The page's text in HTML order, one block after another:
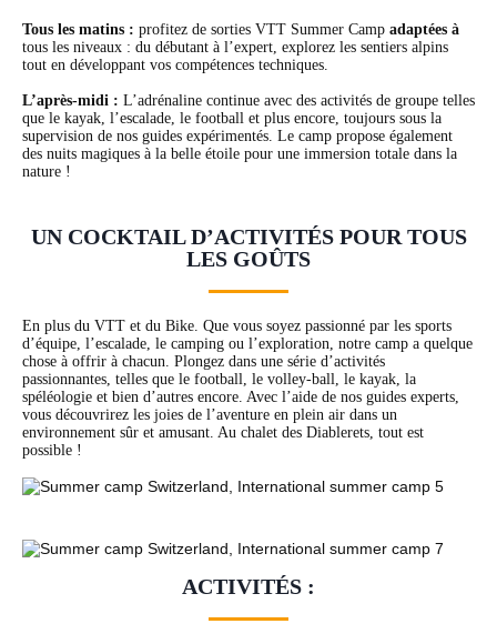
Tous les matins : profitez de sorties VTT Summer Camp adaptées à
tous les niveaux : du débutant à l’expert, explorez les sentiers alpins
tout en développant vos compétences techniques.
L’après-midi : L’adrénaline continue avec des activités de groupe telles
que le kayak, l’escalade, le football et plus encore, toujours sous la
supervision de nos guides expérimentés. Le camp propose également
des nuits magiques à la belle étoile pour une immersion totale dans la
nature !
UN COCKTAIL D’ACTIVITÉS POUR TOUS
LES GOÛTS
En plus du VTT et du Bike. Que vous soyez passionné par les sports
d’équipe, l’escalade, le camping ou l’exploration, notre camp a quelque
chose à offrir à chacun. Plongez dans une série d’activités
passionnantes, telles que le football, le volley-ball, le kayak, la
spéléologie et bien d’autres encore. Avec l’aide de nos guides experts,
vous découvrirez les joies de l’aventure en plein air dans un
environnement sûr et amusant. Au chalet des Diablerets, tout est
possible !
ACTIVITÉS :